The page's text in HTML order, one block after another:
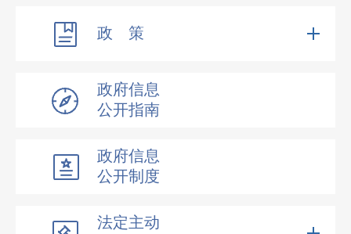
政 策
政府信息
公开指南
政府信息
公开制度
法定主动